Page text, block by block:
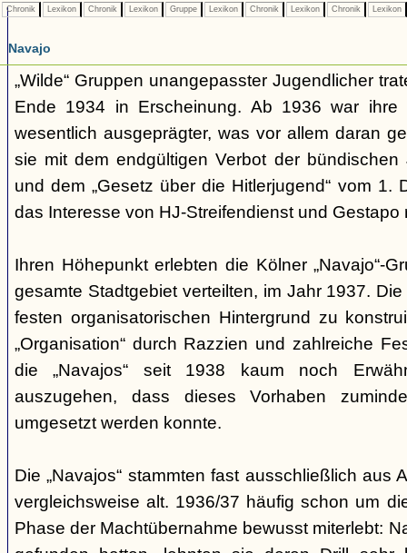
Chronik Lexikon Chronik Lexikon Gruppe Lexikon Chronik Lexikon Chronik Lexikon
Navajo
„Wilde“ Gruppen unangepasster Jugendlicher
Ende 1934 in Erscheinung. Ab 1936 war ihre
wesentlich ausgeprägter, was vor allem daran
sie mit dem endgültigen Verbot der
und dem „Gesetz über die Hitlerjugend“ vom 1.
das Interesse von HJ-Streifendienst und Gestapo
Ihren Höhepunkt erlebten die Kölner „Navajo“-
gesamte Stadtgebiet verteilten, im Jahr 1937.
festen organisatorischen Hintergrund zu
„Organisation“ durch Razzien und zahlreiche
die „Navajos“ seit 1938 kaum noch
auszugehen, dass dieses Vorhaben
umgesetzt werden konnte.
Die „Navajos“ stammten fast ausschließlich aus
vergleichsweise alt. 1936/37 häufig schon um
Phase der Machtübernahme bewusst miterlebt: